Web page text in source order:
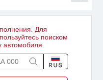
Для
поиском
автомобиля.